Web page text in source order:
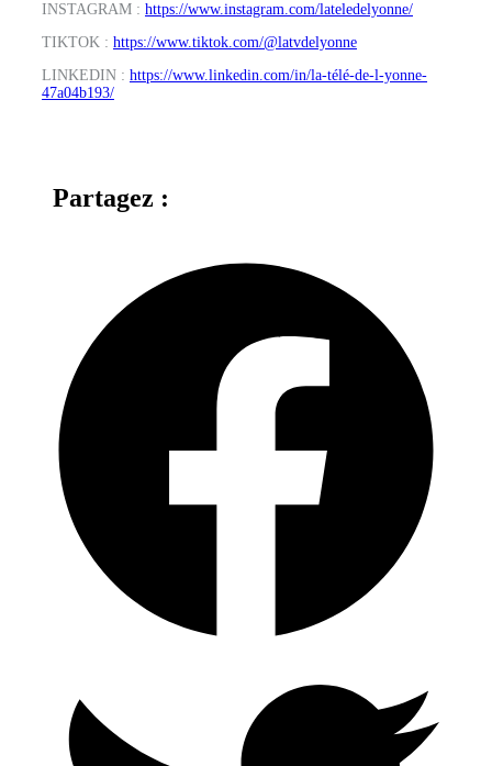
INSTAGRAM : https://www.instagram.com/lateledelyonne/
TIKTOK : https://www.tiktok.com/@latvdelyonne
LINKEDIN : https://www.linkedin.com/in/la-télé-de-l-yonne-
47a04b193/
Partagez :